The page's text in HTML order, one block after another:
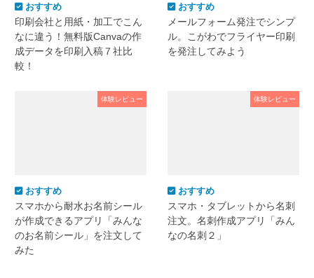
おすすめ
印刷会社と用紙・加工でこん
なに違う！無料版Canvaの作
成データを印刷入稿７社比
較！
おすすめ
メールフォーム発注でシンプ
ル。こがわでフライヤー印刷
を発注してみよう
体験レビュー
おすすめ
スマホから耐水お名前シール
が作成できるアプリ「みんな
のお名前シール」を注文して
みた
体験レビュー
おすすめ
スマホ・タブレットから名刺
注文。名刺作成アプリ「みん
なの名刺２」